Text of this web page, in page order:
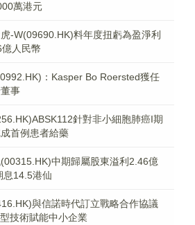
萬港元
虎-W(09690.HK)料年度扭虧為盈淨利
人民幣
：Kasper Bo Roersted獲任
事
針對非小細胞肺癌I期
首例患者給藥
中期歸屬股東溢利2.46億
息14.5港仙
與信諾時代訂立戰略合作協議
技術賦能中小企業